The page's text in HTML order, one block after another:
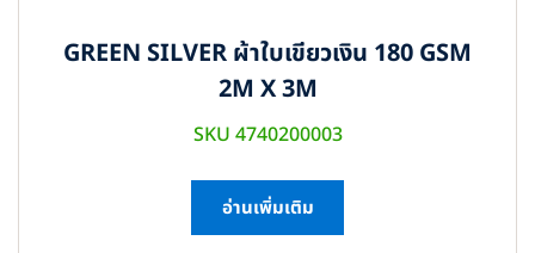
GREEN SILVER ผ้าใบเขียวเงิน 180 GSM
2M X 3M
SKU 4740200003
อ่านเพิ่มเติม